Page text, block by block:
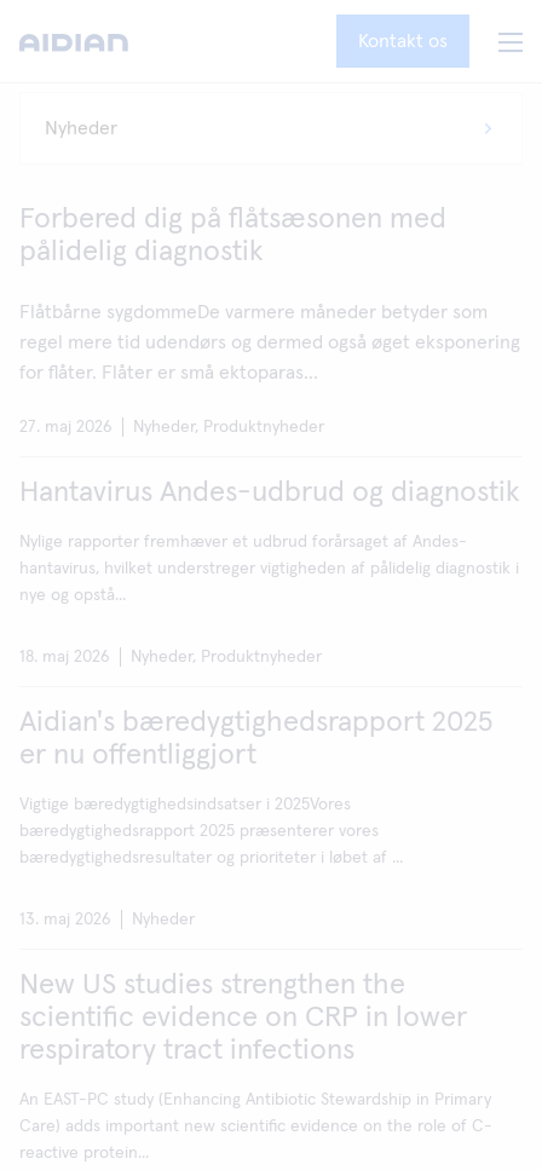
Kontakt os
Forbered dig på flåtsæsonen med
pålidelig diagnostik
Flåtbårne sygdommeDe varmere måneder betyder som
regel mere tid udendørs og dermed også øget eksponering
for flåter. Flåter er små ektoparas...
27. maj 2026 Nyheder, Produktnyheder
Hantavirus Andes-udbrud og diagnostik
Nylige rapporter fremhæver et udbrud forårsaget af Andes-
hantavirus, hvilket understreger vigtigheden af pålidelig diagnostik i
nye og opstå...
18. maj 2026 Nyheder, Produktnyheder
Aidian's bæredygtighedsrapport 2025
er nu offentliggjort
Vigtige bæredygtighedsindsatser i 2025Vores
bæredygtighedsrapport 2025 præsenterer vores
bæredygtighedsresultater og prioriteter i løbet af ...
13. maj 2026 Nyheder
New US studies strengthen the
scientific evidence on CRP in lower
respiratory tract infections
An EAST-PC study (Enhancing Antibiotic Stewardship in Primary
Care) adds important new scientific evidence on the role of C-
reactive protein...